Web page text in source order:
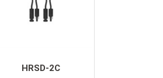
HRSD-2C